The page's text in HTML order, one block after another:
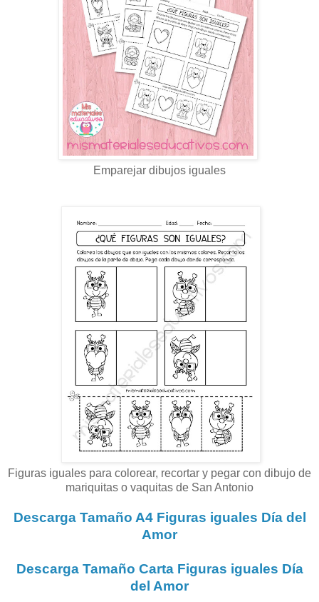
Emparejar dibujos iguales
Figuras iguales para colorear, recortar y pegar con dibujo de
mariquitas o vaquitas de San Antonio
Descarga Tamaño A4 Figuras iguales Día del
Amor
Descarga Tamaño Carta Figuras iguales Día
del Amor